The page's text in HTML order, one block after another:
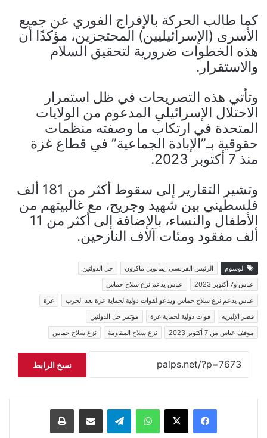
كما طالب الحركة بالإفراج الفوري عن جميع
الأسرى (الإسرائيليين) المحتجزين، مؤكدًا أن
هذه الخطوات ضرورية لتحقيق السلام
والاستقرار.
وتأتي هذه التصريحات في ظل استمرار
الاحتلال الإسرائيلي المدعوم من الولايات
المتحدة في ارتكاب ما وصفته منظمات
حقوقية بـ”الإبادة الجماعية” في قطاع غزة
منذ 7 أكتوبر 2023.
وتشير التقارير إلى سقوط أكثر من 181 ألف
فلسطيني بين شهيد وجريح، مع غالبيتهم من
الأطفال والنساء، بالإضافة إلى أكثر من 11
ألف مفقود ومئات آلاف النازحين.
الوسوم الرئيس الفرنسي إيمانويل ماكرون
حل الدولتين
عباس و7 أكتوبر 2023
عباس يدعم نزع سلاح حماس
عباس يدعم نزع سلاح حماس ويدعو لقوات دولية لحماية غزة بعد الحرب
غزة
قصر الإليزيه
قوات دولية لحماية غزة
مؤتمر حل الدولتين
موقف عباس من 7 أكتوبر 2023
نزع سلاح المقاومة نزع سلاح حماس
نسخ الرابط
فيسبوك ‫X واتساب تيلقرام مشاركة عبر البريد طباعة